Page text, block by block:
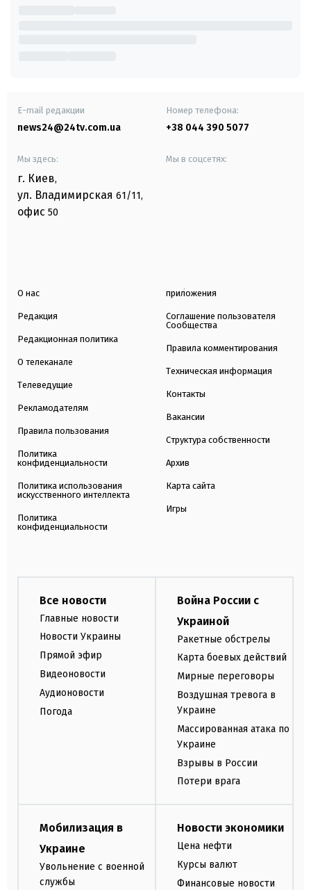
E-mail редакции
news24@24tv.com.ua
Номер телефона:
+38 044 390 5077
Мы здесь:
г. Киев,
ул. Владимирская 61/11,
офис 50
Мы в соцсетях:
О нас
Редакция
Редакционная политика
О телеканале
Телеведущие
Рекламодателям
Правила пользования
Политика
конфиденциальности
Политика использования
искусственного интеллекта
Политика
конфиденциальности
приложения
Соглашение пользователя
Сообщества
Правила комментирования
Техническая информация
Контакты
Вакансии
Структура собственности
Архив
Карта сайта
Игры
Все новости
Главные новости
Новости Украины
Прямой эфир
Видеоновости
Аудионовости
Погода
Война России с
Украиной
Ракетные обстрелы
Карта боевых действий
Мирные переговоры
Воздушная тревога в
Украине
Массированная атака по
Украине
Взрывы в России
Потери врага
Мобилизация в
Украине
Увольнение с военной
службы
Новости экономики
Цена нефти
Курсы валют
Финансовые новости